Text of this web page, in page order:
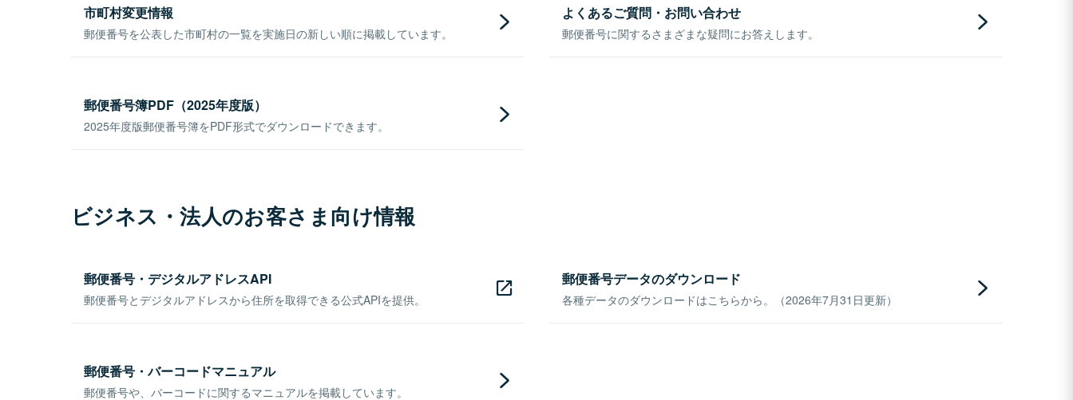
市町村変更情報
郵便番号を公表した市町村の一覧を実施日の新しい順に掲載しています。
よくあるご質問・お問い合わせ
郵便番号に関するさまざまな疑問にお答えします。
郵便番号簿PDF（2025年度版）
2025年度版郵便番号簿をPDF形式でダウンロードできます。
ビジネス・法人のお客さま向け情報
郵便番号・デジタルアドレスAPI
郵便番号とデジタルアドレスから住所を取得できる公式APIを提供。
郵便番号データのダウンロード
各種データのダウンロードはこちらから。（2026年7月31日更新）
郵便番号・バーコードマニュアル
郵便番号や、バーコードに関するマニュアルを掲載しています。